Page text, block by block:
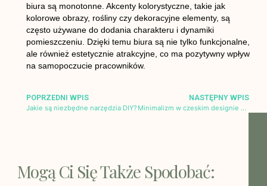
biura są monotonne. Akcenty kolorystyczne, takie jak
kolorowe obrazy, rośliny czy dekoracyjne elementy, są
często używane do dodania charakteru i dynamiki
pomieszczeniu. Dzięki temu biura są nie tylko funkcjonalne,
ale również estetycznie atrakcyjne, co ma pozytywny wpływ
na samopoczucie pracowników.
POPRZEDNI WPIS
Jakie są niezbędne narzędzia DIY?
NASTĘPNY WPIS
Minimalizm w czeskim designie wnętrz
Mogą Ci Się Także Spodobać: